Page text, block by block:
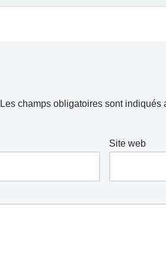
Les champs obligatoires sont indiqués
Site web